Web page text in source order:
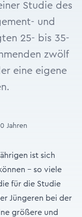
Studie des
und
25- bis 35-
zwölf
eine eigene
Jahren
ist sich
– so viele
für die Studie
Jüngeren bei der
größere und